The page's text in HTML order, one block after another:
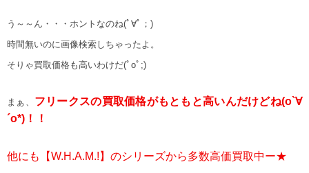
う～～ん・・・ホントなのね(ﾟ∀ﾟ；)
時間無いのに画像検索しちゃったよ。
そりゃ買取価格も高いわけだ(ﾟoﾟ;)
まぁ、 フリークスの買取価格がもともと高いんだけどね(o`∀
´o*)！！
他にも【W.H.A.M.!】のシリーズから多数高価買取中ー★